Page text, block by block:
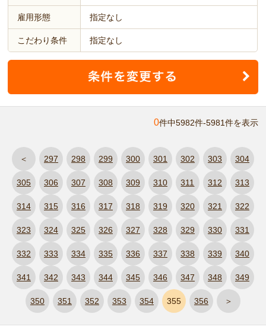
雇用形態 指定なし
こだわり条件 指定なし
0件中5982件-5981件を表示
＜ 297 298 299 300 301 302 303 304
305 306 307 308 309 310 311 312 313
314 315 316 317 318 319 320 321 322
323 324 325 326 327 328 329 330 331
332 333 334 335 336 337 338 339 340
341 342 343 344 345 346 347 348 349
350 351 352 353 354 355 356 ＞